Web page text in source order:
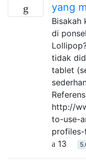
yang
Bisakah
di
tidak
tablet
http://
to-use-
13